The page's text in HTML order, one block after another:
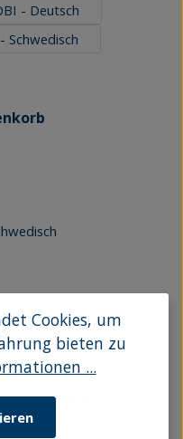
- Deutsch
Schwedisch
stellt eine Stadt
wie ihre
nord…Mehr
Cookies, um
bieten zu
...